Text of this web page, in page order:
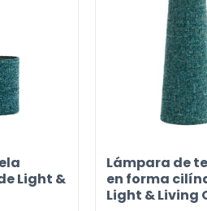
comunicarse con nosotros
info@lamparas-en-linea.es.
Light &
Lámpara de
en forma
Light & Living